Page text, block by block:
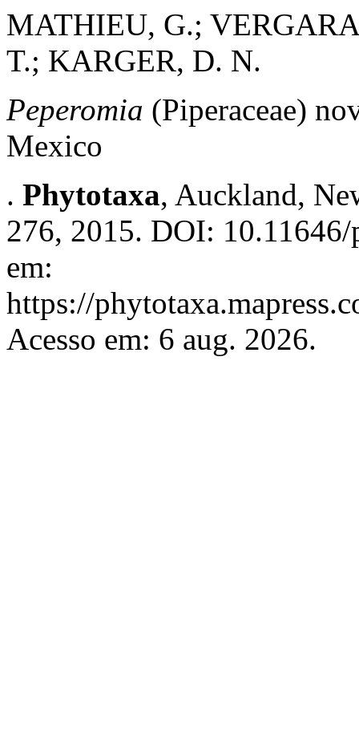
MATHIEU, G.;
T.; KARGER, D. N.
Peperomia (Piperaceae)
Mexico
. Phytotaxa, Auckland,
276, 2015. DOI:
em:
https://
Acesso em: 6 aug. 2026.